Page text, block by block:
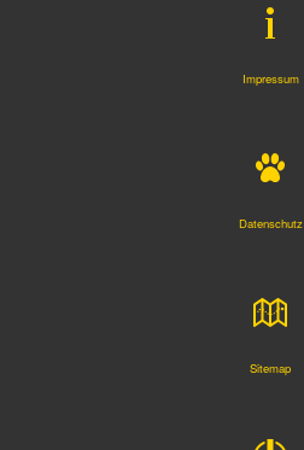
Impressum
Datenschutz
Sitemap